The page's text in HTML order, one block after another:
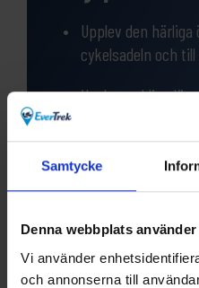
Samtycke
Denna webbplats
Vi använder
och annonserna till
Upplev den
cykelsadeln och
Vacker cykling
Cykla genom den